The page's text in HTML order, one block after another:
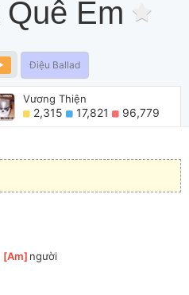
Em
Điệu Ballad
Vương Thiện
2,315 17,821 96,779
[Am ]người